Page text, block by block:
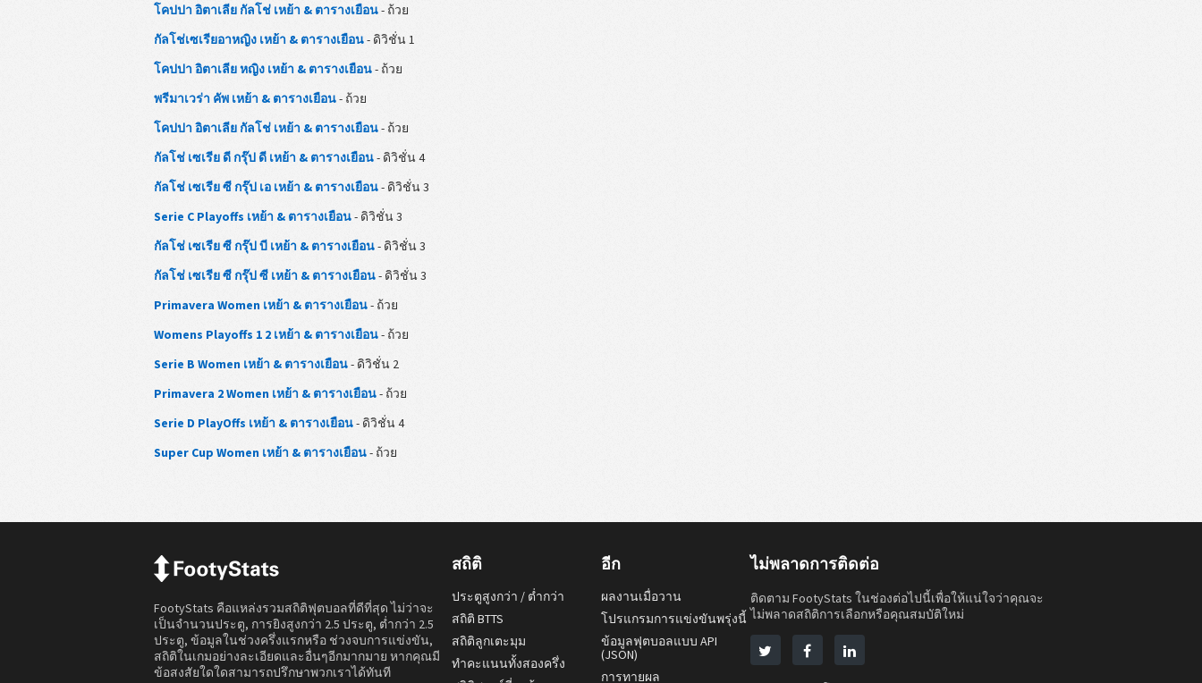
โคปปา อิตาเลีย กัลโช่ เหย้า & ตารางเยือน- ถ้วย
กัลโช่เซเรียอาหญิง เหย้า & ตารางเยือน- ดิวิชั่น 1
โคปปา อิตาเลีย หญิง เหย้า & ตารางเยือน- ถ้วย
พรีมาเวร่า คัพ เหย้า & ตารางเยือน- ถ้วย
โคปปา อิตาเลีย กัลโช่ เหย้า & ตารางเยือน- ถ้วย
กัลโช่ เซเรีย ดี กรุ๊ป ดี เหย้า & ตารางเยือน- ดิวิชั่น 4
กัลโช่ เซเรีย ซี กรุ๊ป เอ เหย้า & ตารางเยือน- ดิวิชั่น 3
Serie C Playoffs เหย้า & ตารางเยือน- ดิวิชั่น 3
กัลโช่ เซเรีย ซี กรุ๊ป บี เหย้า & ตารางเยือน- ดิวิชั่น 3
กัลโช่ เซเรีย ซี กรุ๊ป ซี เหย้า & ตารางเยือน- ดิวิชั่น 3
Primavera Women เหย้า & ตารางเยือน- ถ้วย
Womens Playoffs 1 2 เหย้า & ตารางเยือน- ถ้วย
Serie B Women เหย้า & ตารางเยือน- ดิวิชั่น 2
Primavera 2 Women เหย้า & ตารางเยือน- ถ้วย
Serie D PlayOffs เหย้า & ตารางเยือน- ดิวิชั่น 4
Super Cup Women เหย้า & ตารางเยือน- ถ้วย
FootyStats คือแหล่งรวมสถิติฟุตบอลที่ดีที่สุด ไม่ว่าจะ
เป็นจำนวนประตู, การยิงสูงกว่า 2.5 ประตู, ต่ำกว่า 2.5
ประตู, ข้อมูลในช่วงครึ่งแรกหรือ ช่วงจบการแข่งขัน,
สถิติในเกมอย่างละเอียดและอื่นๆอีกมากมาย หากคุณมี
ข้อสงสัยใดใดสามารถปรึกษาพวกเราได้ทันที
สถิติ
ประตูสูงกว่า / ต่ำกว่า
สถิติ BTTS
สถิติลูกเตะมุม
ทำคะแนนทั้งสองครึ่ง
อีก
ผลงานเมื่อวาน
โปรแกรมการแข่งขันพรุ่งนี้
ข้อมูลฟุตบอลแบบ API
(JSON)
การทายผล
ไม่พลาดการติดต่อ
ติดตาม FootyStats ในช่องต่อไปนี้เพื่อให้แน่ใจว่าคุณจะ
ไม่พลาดสถิติการเลือกหรือคุณสมบัติใหม่